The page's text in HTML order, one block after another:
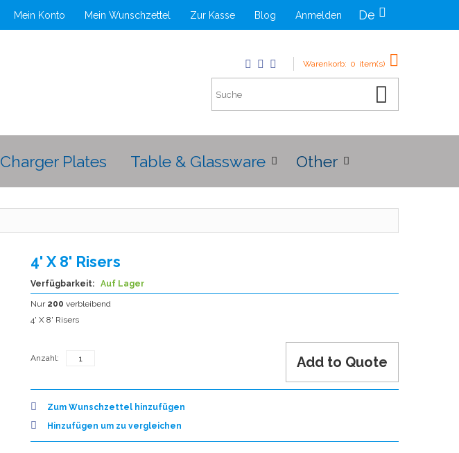
De
Mein Konto Mein Wunschzettel Zur Kasse Blog Anmelden
Warenkorb: 0 item(s)
Charger Plates Table & Glassware Other
4' X 8' Risers
Verfügbarkeit: Auf Lager
Nur 200 verbleibend
4' X 8' Risers
Anzahl: Add to Quote
Zum Wunschzettel hinzufügen
Hinzufügen um zu vergleichen